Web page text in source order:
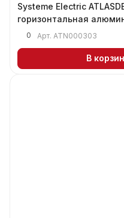
Systeme Electric
горизонтальная
0 Арт. ATN000303
В